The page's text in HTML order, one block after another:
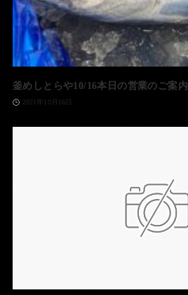
釜めしとらや10/16本日の営業のご案内
2021年10月16日